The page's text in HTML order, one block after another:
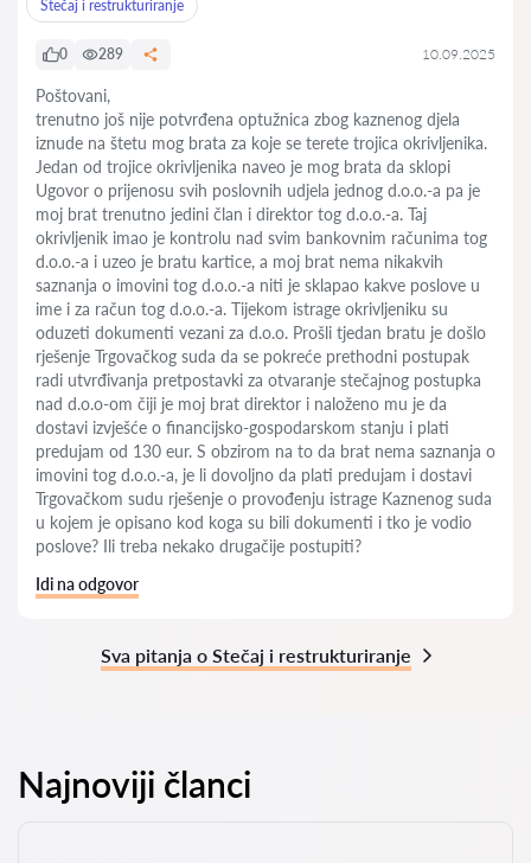
Stečaj i restrukturiranje
0 289 10.09.2025
Poštovani,
trenutno još nije potvrđena optužnica zbog kaznenog djela
iznude na štetu mog brata za koje se terete trojica okrivljenika.
Jedan od trojice okrivljenika naveo je mog brata da sklopi
Ugovor o prijenosu svih poslovnih udjela jednog d.o.o.-a pa je
moj brat trenutno jedini član i direktor tog d.o.o.-a. Taj
okrivljenik imao je kontrolu nad svim bankovnim računima tog
d.o.o.-a i uzeo je bratu kartice, a moj brat nema nikakvih
saznanja o imovini tog d.o.o.-a niti je sklapao kakve poslove u
ime i za račun tog d.o.o.-a. Tijekom istrage okrivljeniku su
oduzeti dokumenti vezani za d.o.o. Prošli tjedan bratu je došlo
rješenje Trgovačkog suda da se pokreće prethodni postupak
radi utvrđivanja pretpostavki za otvaranje stečajnog postupka
nad d.o.o-om čiji je moj brat direktor i naloženo mu je da
dostavi izvješće o financijsko-gospodarskom stanju i plati
predujam od 130 eur. S obzirom na to da brat nema saznanja o
imovini tog d.o.o.-a, je li dovoljno da plati predujam i dostavi
Trgovačkom sudu rješenje o provođenju istrage Kaznenog suda
u kojem je opisano kod koga su bili dokumenti i tko je vodio
poslove? Ili treba nekako drugačije postupiti?
Idi na odgovor
Sva pitanja o Stečaj i restrukturiranje
Najnoviji članci